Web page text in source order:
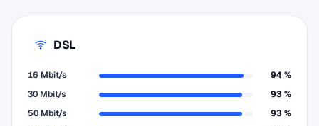
DSL
16 Mbit/s
94 %
30 Mbit/s
93 %
50 Mbit/s
93 %